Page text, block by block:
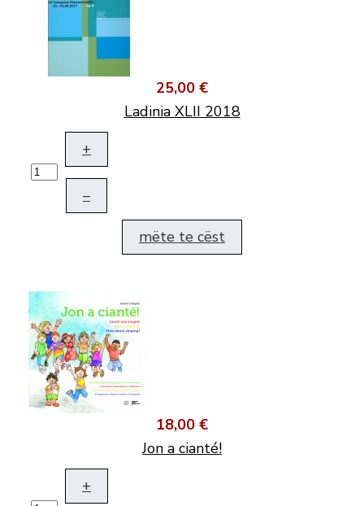
25,00 €
Ladinia XLII 2018
+
–
mëte te cëst
18,00 €
Jon a cianté!
+